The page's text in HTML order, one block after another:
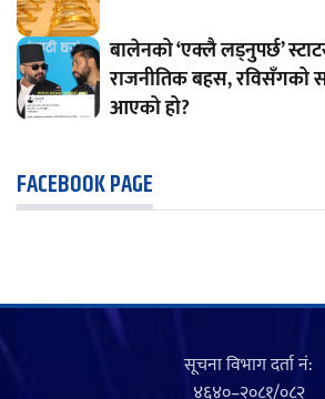
बालेनको ‘एक्लै लड्नुपर्छ’
राजनीतिक बहस, रविसँगको
आएको हो?
FACEBOOK PAGE
सूचना विभाग दर्ता नं‍:
४६४०–२०८१/०८२